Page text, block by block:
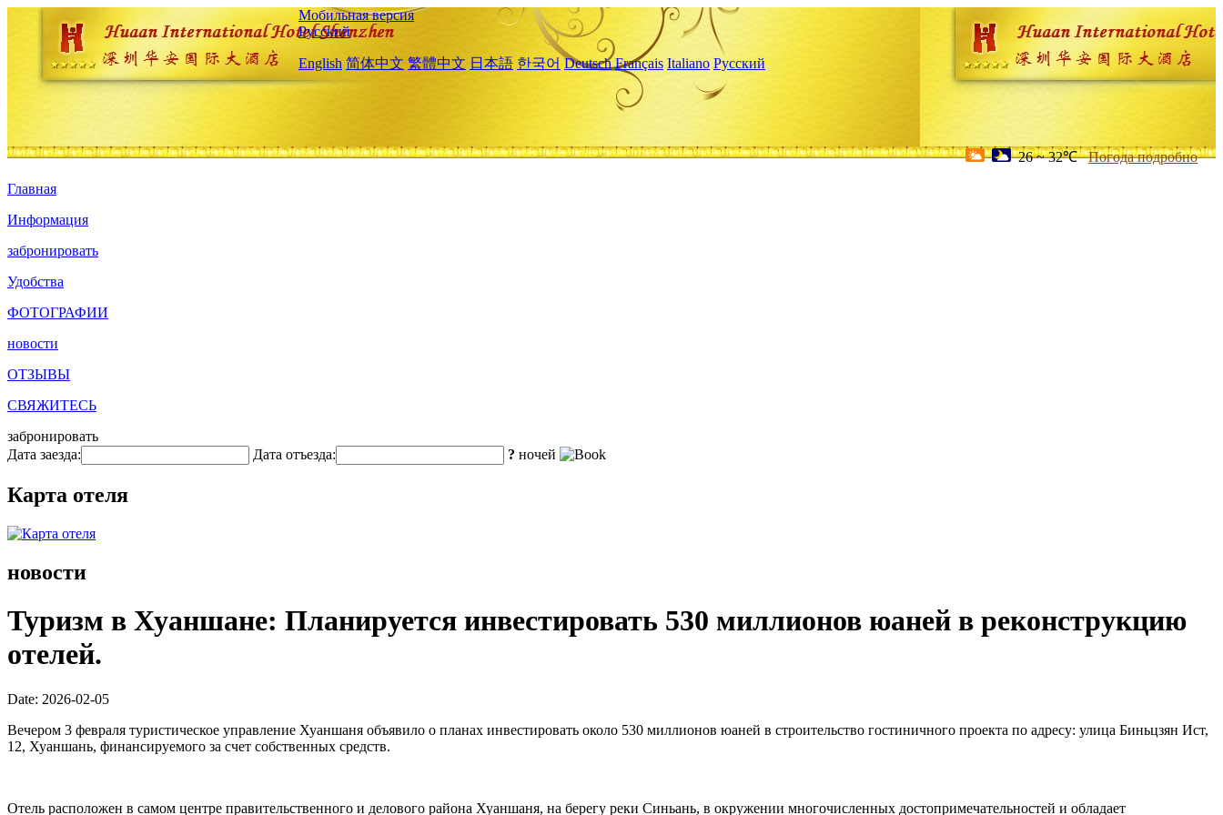
Мобильная версия
Русский
English 简体中文 繁體中文 日本語 한국어 Deutsch Français Italiano Русский
26 ~ 32℃ Погода подробно
Главная
Информация
забронировать
Удобства
ФОТОГРАФИИ
новости
ОТЗЫВЫ
СВЯЖИТЕСЬ
забронировать
Дата заезда:
Дата отъезда: ? ночей
Карта отеля
новости
Туризм в Хуаншане: Планируется инвестировать 530 миллионов юаней в реконструкцию
отелей.
Date: 2026-02-05
Вечером 3 февраля туристическое управление Хуаншаня объявило о планах инвестировать около 530 миллионов юаней в строительство гостиничного проекта по адресу: улица Биньцзян Ист,
12, Хуаншань, финансируемого за счет собственных средств.
Отель расположен в самом центре правительственного и делового района Хуаншаня, на берегу реки Синьань, в окружении многочисленных достопримечательностей и обладает